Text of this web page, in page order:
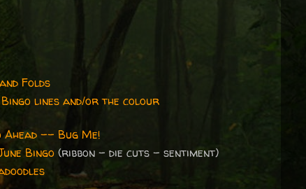
Folds
lines and/or the colour
Ahead -- Bug Me!
Bingo (ribbon - die cuts - sentiment)